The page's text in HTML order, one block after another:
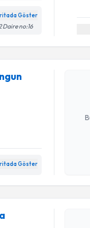
Göster
Daire no:16
Göster
Randevu
Psk. Dan.